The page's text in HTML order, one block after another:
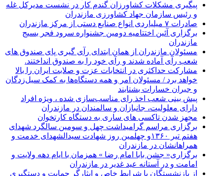
پیگیری مشکلات کشاورزان گندم کار در نشست مدیرکل غله
و رئیس سازمان جهاد کشاورزی مازندران
صادرات ۷ میلیاردی انواع صنایع دستی از مرکز مازندران
برگزاری آئین اختتامیه دومین جشنواره سرود فجر بسیج
مازندران
مسئولان مازندران از همان ابتدای رآی گیری پای صندوق های
شعب رآی آماده شدند و رآی خود را به صندوق انداختند.
مشارکت حداکثری در انتخابات عزت و صلابت ایران را بالا
خواهد برد / مسئولان امر و همه دستگاه‌ها به کمک سیل‌زدگان
و جبران خسارات بشتابند
پیش بینی شعب اخذ رای مناسب‌سازی شده ، ویژه افراد
دارای معلولیت، جانبازان و سالمندان در مازندران
مجهز شدن تاکسی های ساری به دستگاه کارتخوان
برگزاری مراسم گرامیداشت چهل و سومین سالگرد شهدای
هفتم تیر ۱۳۶۰و چهلمین روز شهادت سیدالشهدای خدمت و
همراهانشان در مازندران
برگزاری« جشن بابا امام رضا » همزمان با ایام دهه ولایت و
امامت و در آستانه عید غدیر در مازندران
از بازنشستگان با شرایط خاص و ایثارگر حمایت و دستگیری